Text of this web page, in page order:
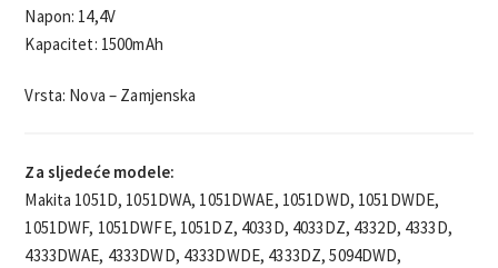
Napon: 14,4V
Kapacitet: 1500mAh
Vrsta: Nova – Zamjenska
Za sljedeće modele:
Makita 1051D, 1051DWA, 1051DWAE, 1051DWD, 1051DWDE,
1051DWF, 1051DWFE, 1051DZ, 4033D, 4033DZ, 4332D, 4333D,
4333DWAE, 4333DWD, 4333DWDE, 4333DZ, 5094DWD,